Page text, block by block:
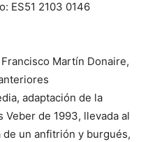
ES51 2103 0146
Martín Donaire,
adaptación de la
Veber de 1993, llevada al
un anfitrión y burgués,